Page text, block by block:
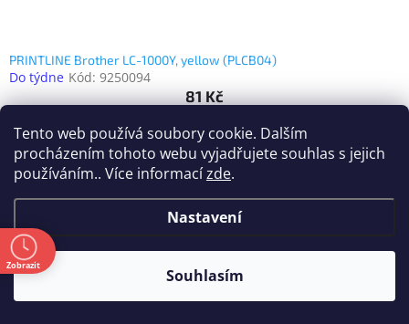
Tento web používá soubory cookie. Dalším
procházením tohoto webu vyjadřujete souhlas s jejich
používáním.. Více informacízde.
Nastavení
Souhlasím
PRINTLINE Brother LC-1000Y, yellow (PLCB04)
Do týdne Kód: 9250094
81 Kč
Zobrazit